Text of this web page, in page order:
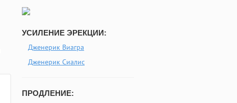
УСИЛЕНИЕ ЭРЕКЦИИ:
Дженерик Виагра
Дженерик Сиалис
ПРОДЛЕНИЕ: